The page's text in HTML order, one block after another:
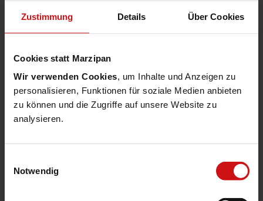
Zustimmung Details Über Cookies
Cookies statt Marzipan
Wir verwenden Cookies, um Inhalte und Anzeigen zu
personalisieren, Funktionen für soziale Medien anbieten
zu können und die Zugriffe auf unsere Website zu
analysieren.
Notwendig
#AUTOMATISIERUNG
#KÜNSTLICHE INTELLIGENZ
Baro­meter digitale Verwal­tung:
Hand­lungs­emp­feh­lungen für die
Zukunft der ÖV
Die Studie "Barometer Digitale
Sichtweise der